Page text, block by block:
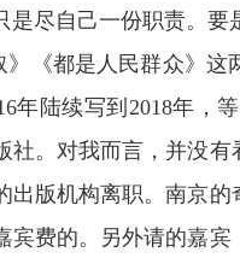
是尽自己一份职责。
》《都是人民群众》
年陆续写到2018年，
社。对我而言，并没
出版机构离职。南京
宾费的。另外请的嘉